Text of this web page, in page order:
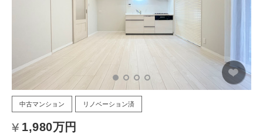
中古マンション リノベーション済
1,980万円